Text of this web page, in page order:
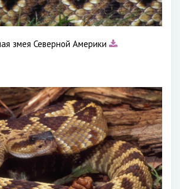
змея Северной Америки